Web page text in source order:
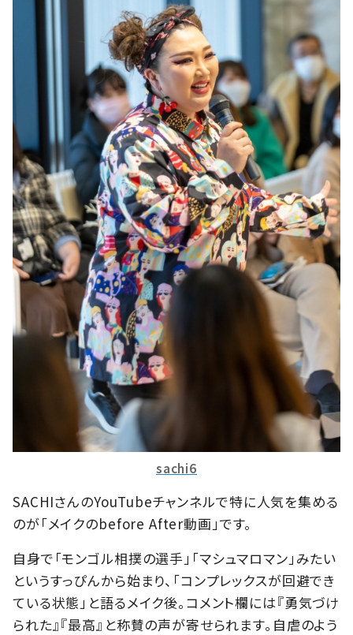
sachi6
SACHIさんのYouTubeチャンネルで特に人気を集める
のが「メイクのbefore After動画」です。
自身で「モンゴル相撲の選手」「マシュマロマン」みたい
というすっぴんから始まり、「コンプレックスが回避でき
ている状態」と語るメイク後。コメント欄には『勇気づけ
られた』『最高』と称賛の声が寄せられます。自虐のよう